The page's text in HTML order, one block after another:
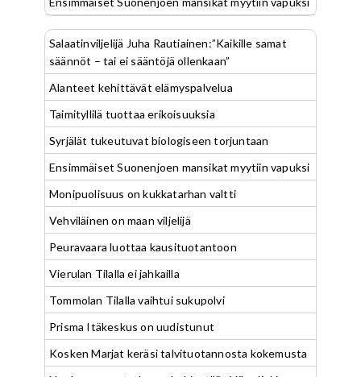
Salaatinviljelijä Juha Rautiainen:”Kaikille samat
säännöt – tai ei sääntöjä ollenkaan”
Alanteet kehittävät elämyspalvelua
Taimityllilä tuottaa erikoisuuksia
Syrjälät tukeutuvat biologiseen torjuntaan
Ensimmäiset Suonenjoen mansikat myytiin vapuksi
Monipuolisuus on kukkatarhan valtti
Vehviläinen on maan viljelijä
Peuravaara luottaa kausituotantoon
Vierulan Tilalla ei jahkailla
Tommolan Tilalla vaihtui sukupolvi
Prisma Itäkeskus on uudistunut
Kosken Marjat keräsi talvituotannosta kokemusta